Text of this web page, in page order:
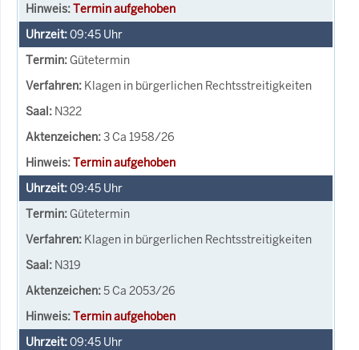
Termin aufgehoben
09:45 Uhr
Gütetermin
Klagen in bürgerlichen Rechtsstreitigkeiten
N322
3 Ca 1958/26
Termin aufgehoben
09:45 Uhr
Gütetermin
Klagen in bürgerlichen Rechtsstreitigkeiten
N319
5 Ca 2053/26
Termin aufgehoben
09:45 Uhr